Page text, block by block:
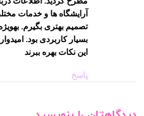
آرایشگاه ها و خدمات
تصمیم بهتری بگیرم.
بسیار کاربردی بود.
این نکات بهره ببرند
پاسخ